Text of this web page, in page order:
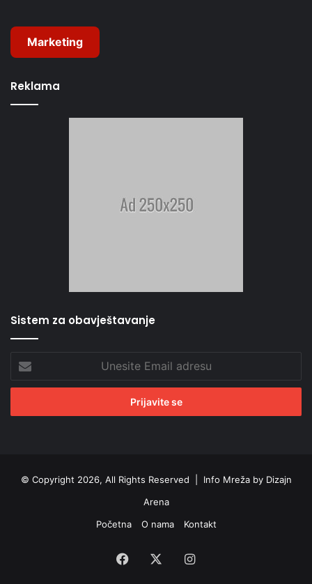
Marketing
Reklama
Sistem za obavještavanje
Email
adresu
© Copyright 2026, All Rights Reserved | Info Mreža by Dizajn
Arena
Početna
O nama Kontakt
Facebook Instagram